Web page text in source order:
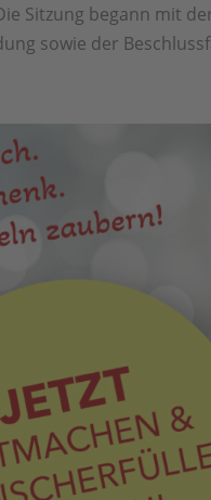
Sitzung begann mit
sowie der